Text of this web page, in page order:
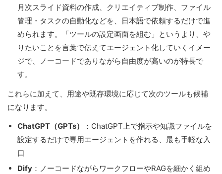
月次スライド資料の作成、クリエイティブ制作、ファイル
管理・タスクの自動化などを、日本語で依頼するだけで進
められます。「ツールの設定画面を組む」というより、や
りたいことを言葉で伝えてエージェント化していくイメー
ジで、ノーコードでありながら自由度が高いのが特長で
す。
これらに加えて、用途や既存環境に応じて次のツールも候補
になります。
ChatGPT（GPTs）
：ChatGPT上で指示や知識ファイルを
設定するだけで専用エージェントを作れる、最も手軽な入
口
Dify ：ノーコードながらワークフローやRAGを細かく組め